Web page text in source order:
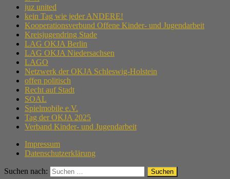
juz united
kein Tag wie jeder ANDERE!
Kooperationsverbund Offene Kinder- und Jugendarbeit
Kreisjugendring Stade
LAG OKJA Berlin
LAG OKJA Niedersachsen
LAGO
Netzwerk der OKJA Schleswig-Holstein
offen politisch
Recht auf Stadt
SOAL
Spielmobile e.V.
Tag der OKJA 2025
Verband Kinder- und Jugendarbeit
Impressum
Datenschutzerklärung
Suchen nach: